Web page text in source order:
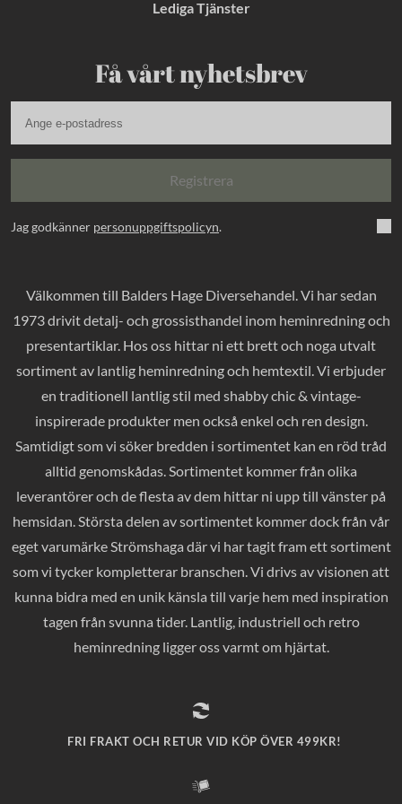
Lediga Tjänster
Få vårt nyhetsbrev
Registrera
Jag godkänner personuppgiftspolicyn.
Välkommen till Balders Hage Diversehandel. Vi har sedan
1973 drivit detalj- och grossisthandel inom heminredning och
presentartiklar. Hos oss hittar ni ett brett och noga utvalt
sortiment av lantlig heminredning och hemtextil. Vi erbjuder
en traditionell lantlig stil med shabby chic & vintage-
inspirerade produkter men också enkel och ren design.
Samtidigt som vi söker bredden i sortimentet kan en röd tråd
alltid genomskådas. Sortimentet kommer från olika
leverantörer och de flesta av dem hittar ni upp till vänster på
hemsidan. Största delen av sortimentet kommer dock från vår
eget varumärke Strömshaga där vi har tagit fram ett sortiment
som vi tycker kompletterar branschen. Vi drivs av visionen att
kunna bidra med en unik känsla till varje hem med inspiration
tagen från svunna tider. Lantlig, industriell och retro
heminredning ligger oss varmt om hjärtat.
FRI FRAKT OCH RETUR VID KÖP ÖVER 499KR!